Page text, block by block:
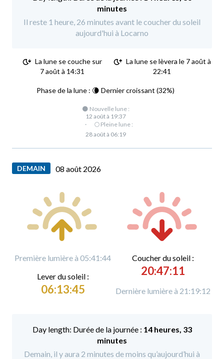
minutes
Il reste 1 heure, 26 minutes avant le coucher du soleil
aujourd'hui à Locarno
La lune se couche sur
7 août à 14:31
La lune se lèvera le 7 août à
22:41
Phase de la lune : 🌘 Dernier croissant (32%)
🌑 Nouvelle lune :
12 août à 19:37
·
🌕 Pleine lune :
28 août à 06:19
DEMAIN 08 août 2026
Première lumière à 05:41:44
Lever du soleil :
06:13:45
Coucher du soleil :
20:47:11
Dernière lumière à 21:19:12
Durée de la journée : 14 heures, 33
minutes
Demain, il y aura 2 minutes de moins qu’aujourd’hui à